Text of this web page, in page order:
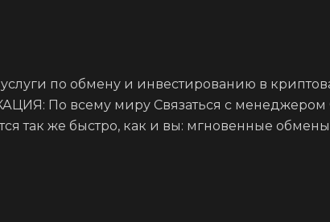
по обмену и инвестированию в
По всему миру Связаться с
так же быстро, как и вы: мгновенные